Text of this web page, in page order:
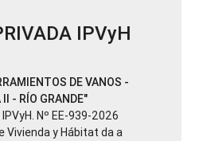
IPVyH
DE VANOS -
- RÍO GRANDE"
Nº EE-939-2026
Vivienda y Hábitat da a